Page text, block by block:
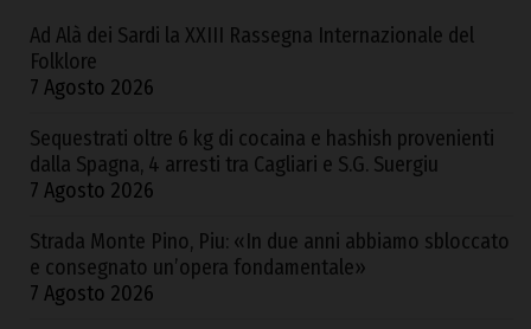
Ad Alà dei Sardi la XXIII Rassegna Internazionale del
Folklore
7 Agosto 2026
Sequestrati oltre 6 kg di cocaina e hashish provenienti
dalla Spagna, 4 arresti tra Cagliari e S.G. Suergiu
7 Agosto 2026
Strada Monte Pino, Piu: «In due anni abbiamo sbloccato
e consegnato un’opera fondamentale»
7 Agosto 2026